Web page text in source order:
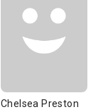
Chelsea Preston